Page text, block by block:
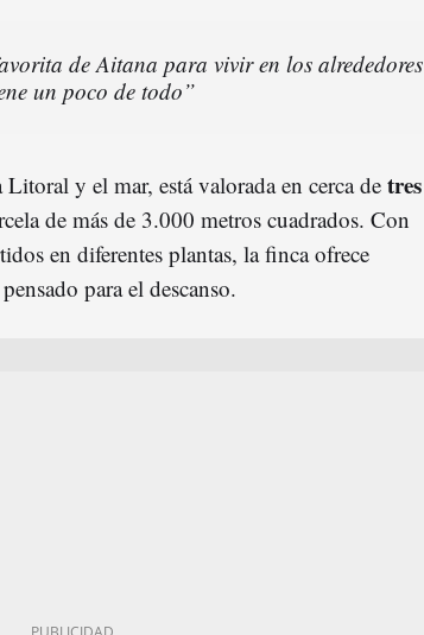
de Aitana para vivir en los alrededores
un poco de todo”
y el mar, está valorada en cerca de tres
de más de 3.000 metros cuadrados. Con
en diferentes plantas, la finca ofrece
para el descanso.